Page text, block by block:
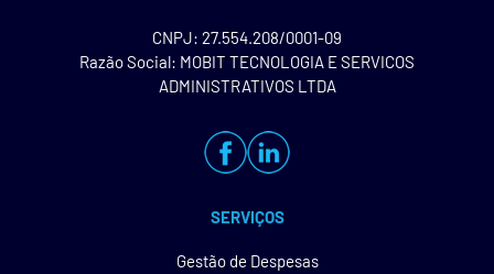
CNPJ: 27.554.208/0001-09
Razão Social: MOBIT TECNOLOGIA E SERVICOS
ADMINISTRATIVOS LTDA
SERVIÇOS
Gestão de Despesas